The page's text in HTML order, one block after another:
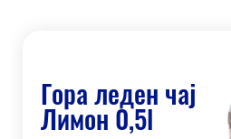
Гора леден чај
Лимон 0,5l